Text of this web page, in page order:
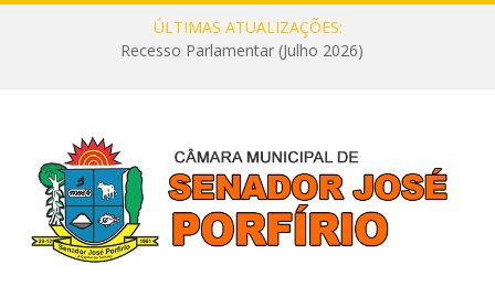
ÚLTIMAS ATUALIZAÇÕES:
Recesso Parlamentar (Julho 2026)